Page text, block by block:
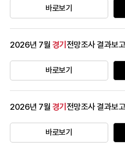
바로보기
2026년 7월 경기 전망조사 결과보
바로보기
2026년 7월 경기 전망조사 결과보
바로보기